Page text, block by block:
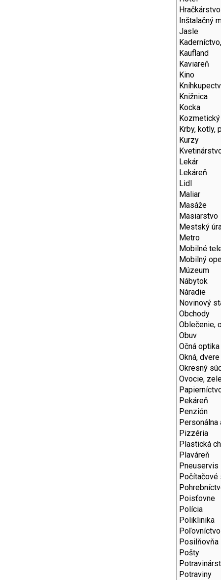
Hračkárstvo
Inštalačný
Jasle
Kaufland
Kaviareň
Kino
Knižnica
Kocka
Krby, kotly,
Kurzy
Lekár
Lekáreň
Lidl
Maliar
Masáže
Mäsiarstvo
Mestský
Metro
Mobilné
Mobilný
Múzeum
Nábytok
Náradie
Novinový
Obchody
Oblečenie,
Obuv
Očná optika
Okná, dvere
Okresný
Ovocie,
Pekáreň
Penzión
Personálna
Pizzéria
Plastická
Plaváreň
Pneuservis
Počítačové
Poisťovne
Polícia
Poliklinika
Poľovníctvo
Posilňovňa
Pošty
Potraviny